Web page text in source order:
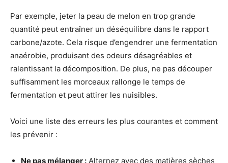
Par exemple, jeter la peau de melon en trop grande
quantité peut entraîner un déséquilibre dans le rapport
carbone/azote. Cela risque d’engendrer une fermentation
anaérobie, produisant des odeurs désagréables et
ralentissant la décomposition. De plus, ne pas découper
suffisamment les morceaux rallonge le temps de
fermentation et peut attirer les nuisibles.
Voici une liste des erreurs les plus courantes et comment
les prévenir :
Ne pas mélanger : Alternez avec des matières sèches